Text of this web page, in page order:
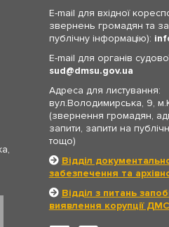
E-mail для вхідної
звернень громадян та
публічну інформацію):
E-mail для органів
sud
dmsu.gov.ua
Адреса для листування:
вул.Володимирська, 9,
(звернення громадян,
запити, запити на
тощо)
Відділ
забезпечення та
Відділ з питань
виявлення корупції ДМС